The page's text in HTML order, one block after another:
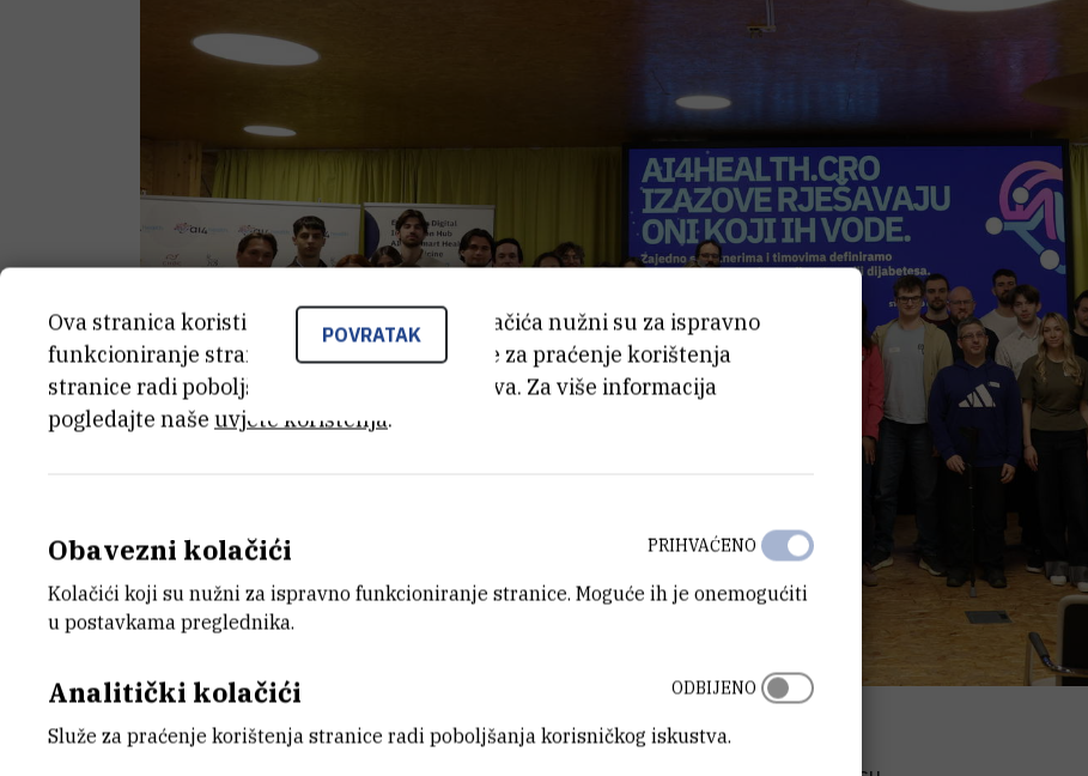
POVRATAK
Ova stranica koristi kolačiće. Neki od tih kolačića nužni su za ispravno
funkcioniranje stranice, dok se drugi koriste za praćenje korištenja
stranice radi poboljšanja korisničkog iskustva. Za više informacija
pogledajte naše uvjete korištenja.
Obavezni kolačići
Kolačići koji su nužni za ispravno funkcioniranje stranice. Moguće ih je onemogućiti
u postavkama preglednika.
PRIHVAĆENO
Analitički kolačići
Služe za praćenje korištenja stranice radi poboljšanja korisničkog iskustva.
ODBIJENO